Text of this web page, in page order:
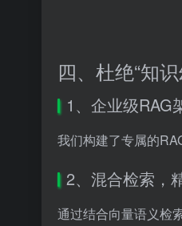
四、杜绝“知
1、企业级RAG
我们构建了专属的
2、混合检索，
通过结合向量语义检